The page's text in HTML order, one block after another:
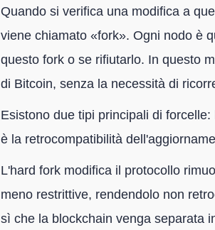
Quando si verifica una modifica a
viene chiamato «fork». Ogni nodo è
questo fork o se rifiutarlo. In questo
di Bitcoin, senza la necessità di
Esistono due tipi principali di
è la retrocompatibilità
L'hard fork modifica il protocollo
meno restrittive, rendendolo non
sì che la blockchain venga separata